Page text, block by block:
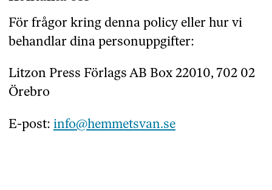
För frågor kring denna policy eller hur vi
behandlar dina personuppgifter:
Litzon Press Förlags AB Box 22010, 702 02
Örebro
E-post: info@hemmetsvan.se